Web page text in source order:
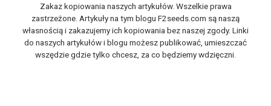
Zakaz kopiowania naszych artykułów. Wszelkie prawa
zastrzeżone. Artykuły na tym blogu F2seeds.com są naszą
własnością i zakazujemy ich kopiowania bez naszej zgody. Linki
do naszych artykułów i blogu możesz publikować, umieszczać
wszędzie gdzie tylko chcesz, za co będziemy wdzięczni.